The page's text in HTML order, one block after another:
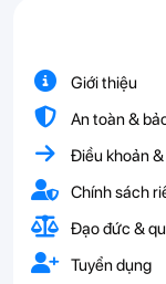
Giới thiệu
An toàn &
Điều khoản
Chính sách
Đạo đức &
Tuyển dụng